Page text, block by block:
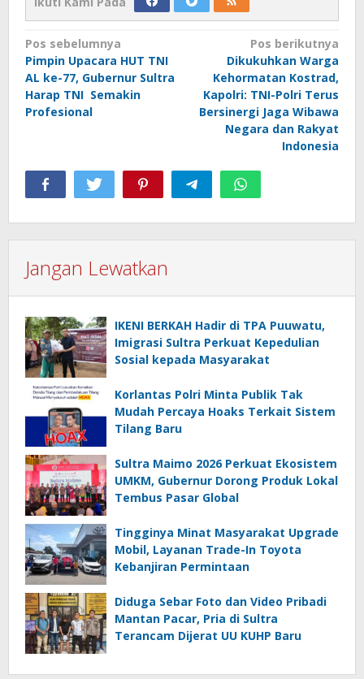
Navigasi
pos
Pos sebelumnya
Pimpin Upacara HUT TNI
AL ke-77, Gubernur Sultra
Harap TNI Semakin
Profesional
Pos berikutnya
Dikukuhkan Warga
Kehormatan Kostrad,
Kapolri: TNI-Polri Terus
Bersinergi Jaga Wibawa
Negara dan Rakyat
Indonesia
Jangan Lewatkan
IKENI BERKAH Hadir di TPA Puuwatu,
Imigrasi Sultra Perkuat Kepedulian
Sosial kepada Masyarakat
Korlantas Polri Minta Publik Tak
Mudah Percaya Hoaks Terkait Sistem
Tilang Baru
Sultra Maimo 2026 Perkuat Ekosistem
UMKM, Gubernur Dorong Produk Lokal
Tembus Pasar Global
Tingginya Minat Masyarakat Upgrade
Mobil, Layanan Trade-In Toyota
Kebanjiran Permintaan
Diduga Sebar Foto dan Video Pribadi
Mantan Pacar, Pria di Sultra
Terancam Dijerat UU KUHP Baru